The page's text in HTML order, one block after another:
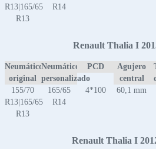
R13|165/65
R13
R14
Renault Thalia I
Neumático
original
Neumático
personalizado
PCD
Agujero
central
155/70
R13|165/65
R13
165/65
R14
4*100 60,1 mm
Renault Thalia I